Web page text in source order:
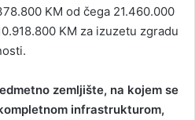
KM od čega 21.460.000
KM za izuzetu zgradu
zemljište, na kojem se
infrastrukturom,